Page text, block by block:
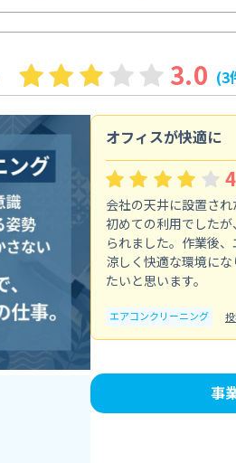
3.0 (3
オフィスが快適に
会社の天井に設置さ
初めての利用でした
られました。作業後
涼しく快適な環境に
たいと思います。
エアコンクリーニング
事